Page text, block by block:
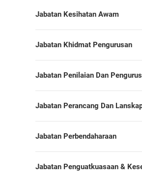
Jabatan Kesihatan Awam
Jabatan Khidmat Pengurusan
Jabatan Penilaian Dan
Jabatan Perancang Dan
Jabatan Perbendaharaan
Jabatan Penguatkuasaan &